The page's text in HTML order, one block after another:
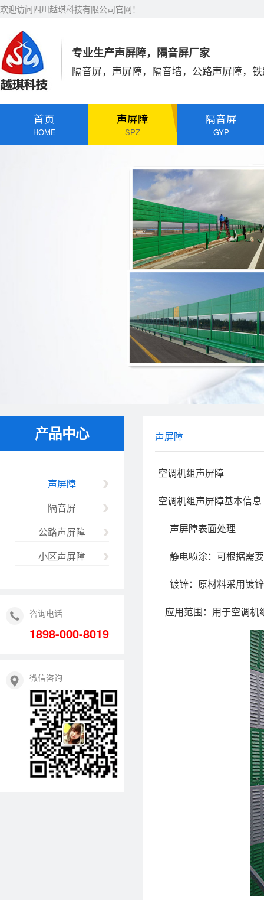
欢迎访问四川越琪科技有限公司官网！
专业生产声屏障，隔音屏厂家
隔音屏，声屏障，隔音墙，公路声屏障，
首页
HOME
声屏障
SPZ
隔音屏
GYP
产品中心
声屏障
隔音屏
公路声屏障
小区声屏障
咨询电话
1898-000-8019
微信咨询
声屏障
空调机组声屏障
空调机组声屏障基本信息
声屏障表面处理
静电喷涂：可根据需
镀锌：原材料采用镀
应用范围：用于空调机